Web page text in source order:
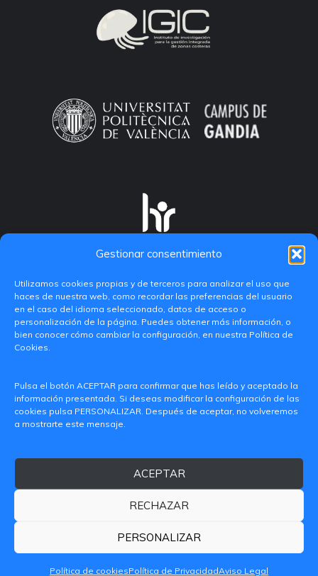
Gestionar consentimiento
Utilizamos cookies propias y de terceros para analizar el uso que
haces de nuestra web, como recordar las preferencias del usuario
en el caso del idioma seleccionado, datos de acceso o
personalización de la página. Puedes obtener más información, o
bien conocer cómo cambiar la configuración, en nuestra Política de
Cookies.
Pulsa el botón ACEPTAR para confirmar que has leído y aceptado la
información presentada. Si deseas modificar la configuración de las
cookies pulsa PERSONALIZAR. Después de aceptar, no volveremos
a mostrarte este mensaje.
ACEPTAR
RECHAZAR
PERSONALIZAR
Política de cookiesPolítica de PrivacidadAviso Legal
(València)
iditransferencia@epsg.upv.es
© 2026 CAMPUS DE GANDIA UNIVERSITAT POLITÈCNICA
DE VALÈNCIA